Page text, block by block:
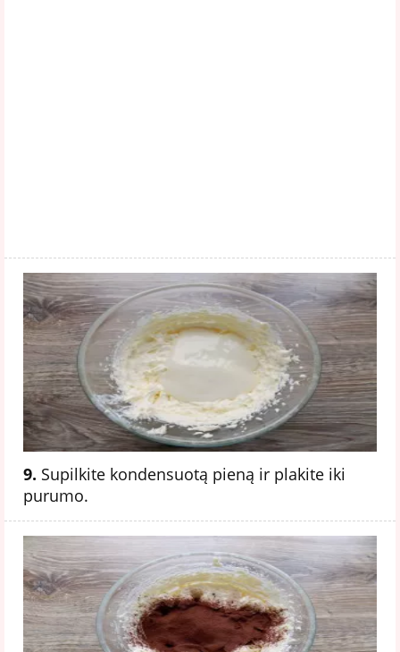
9. Supilkite kondensuotą pieną ir plakite iki
purumo.